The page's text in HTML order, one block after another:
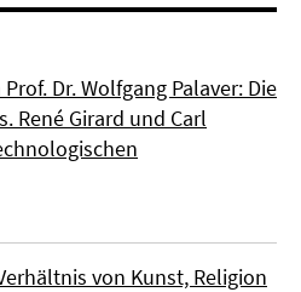
Dr. Wolfgang Palaver: Die
René Girard und Carl
von Kunst, Religion